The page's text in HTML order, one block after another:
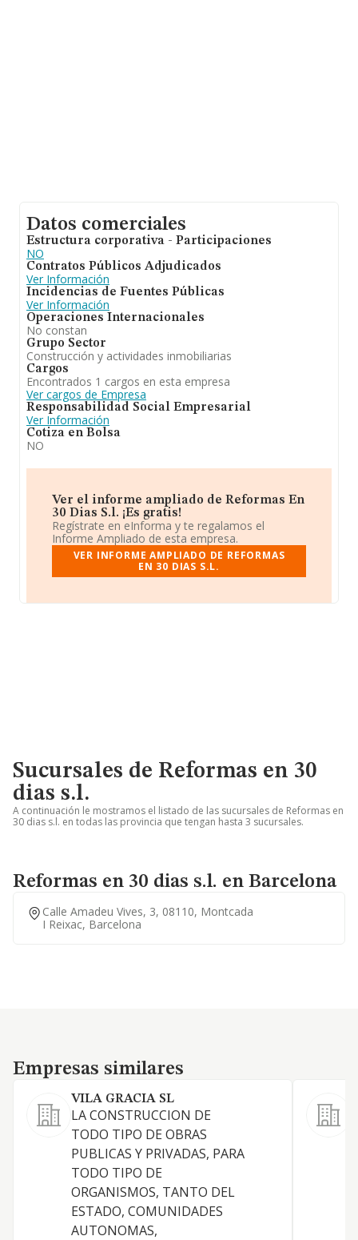
Datos comerciales
Estructura corporativa - Participaciones
NO
Contratos Públicos Adjudicados
Ver Información
Incidencias de Fuentes Públicas
Ver Información
Operaciones Internacionales
No constan
Grupo Sector
Construcción y actividades inmobiliarias
Cargos
Encontrados 1 cargos en esta empresa
Ver cargos de Empresa
Responsabilidad Social Empresarial
Ver Información
Cotiza en Bolsa
NO
Ver el informe ampliado de Reformas En
30 Dias S.l. ¡Es gratis!
Regístrate en eInforma y te regalamos el
Informe Ampliado de esta empresa.
VER INFORME AMPLIADO DE REFORMAS
EN 30 DIAS S.L.
Sucursales de Reformas en 30
dias s.l.
A continuación le mostramos el listado de las sucursales de Reformas en
30 dias s.l. en todas las provincia que tengan hasta 3 sucursales.
Reformas en 30 dias s.l. en Barcelona
Calle Amadeu Vives, 3, 08110, Montcada
I Reixac, Barcelona
Empresas similares
Empresas similares
VILA GRACIA SL
LA CONSTRUCCION DE
TODO TIPO DE OBRAS
PUBLICAS Y PRIVADAS, PARA
TODO TIPO DE
ORGANISMOS, TANTO DEL
ESTADO, COMUNIDADES
AUTONOMAS,